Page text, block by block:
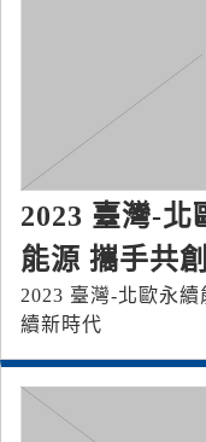
2023 臺灣-北
能源 攜手共
2023 臺灣-北歐永續能源
續新時代